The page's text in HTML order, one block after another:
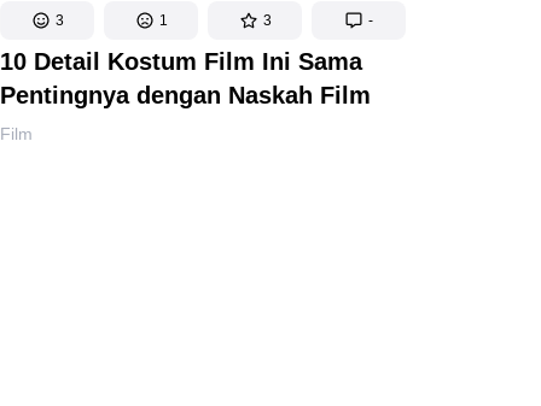
3 1 3 -
10 Detail Kostum Film Ini Sama
Pentingnya dengan Naskah Film
Film